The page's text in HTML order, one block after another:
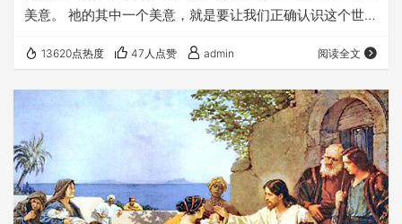
美意。 祂的其中一个美意，就是要让我们正确认识这个世
这个世界里发挥应有的作用，与我们对世界的认识——也就
是我们的世界观，有密切的关系。 而且因着我们深受世界的
影响，也因着人的堕落有很多扭曲，所以我们需要从《圣
经》的启示之光中，去重新构建我们的《世界观》。 欢迎大
家收听： 《基督徒的世界观》 h…
13620点热度 47人点赞 admin 阅读全文